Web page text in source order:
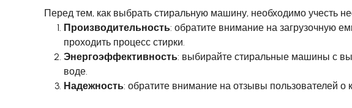
Перед тем, как выбрать стиральную машину, необходимо учесть
Производительность: обратите внимание на загрузочную
проходить процесс стирки.
Энергоэффективность: выбирайте стиральные машины с
воде.
Надежность: обратите внимание на отзывы пользователей